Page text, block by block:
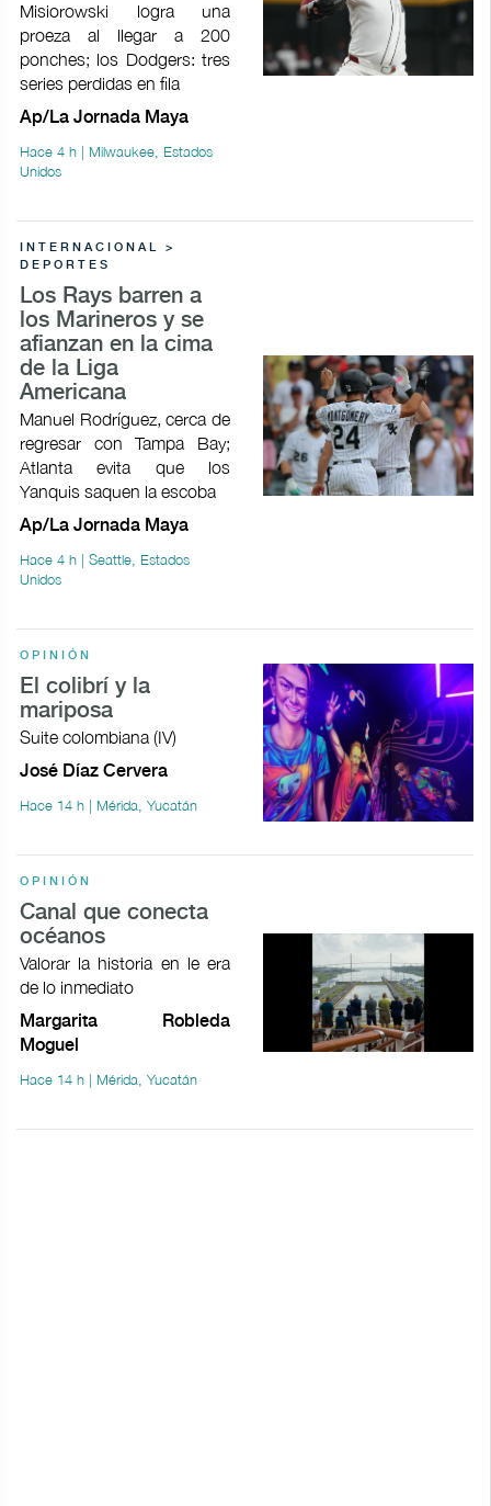
Misiorowski logra una
proeza al llegar a 200
ponches; los Dodgers: tres
series perdidas en fila
Ap/La Jornada Maya
Hace 4 h | Milwaukee, Estados
Unidos
INTERNACIONAL >
DEPORTES
Los Rays barren a
los Marineros y se
afianzan en la cima
de la Liga
Americana
Manuel Rodríguez, cerca de
regresar con Tampa Bay;
Atlanta evita que los
Yanquis saquen la escoba
Ap/La Jornada Maya
Hace 4 h | Seattle, Estados
Unidos
OPINIÓN
El colibrí y la
mariposa
Suite colombiana (IV)
José Díaz Cervera
Hace 14 h | Mérida, Yucatán
OPINIÓN
Canal que conecta
océanos
Valorar la historia en le era
de lo inmediato
Margarita Robleda
Moguel
Hace 14 h | Mérida, Yucatán